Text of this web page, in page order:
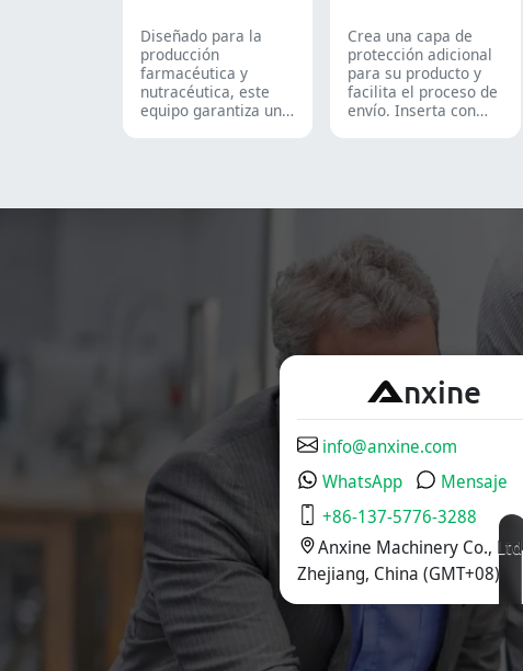
Diseñado para la
producción
farmacéutica y
nutracéutica, este
equipo garantiza un
Crea una capa de
protección adicional
para su producto y
facilita el proceso de
envío. Inserta con
industrias
farmacéutica,
cosmética y
alimentaria.
A nxine
info@anxine.com
WhatsApp
Mensaje
+86-137-5776-3288
Anxine Machinery Co., Ltd
Zhejiang, China (GMT+08)